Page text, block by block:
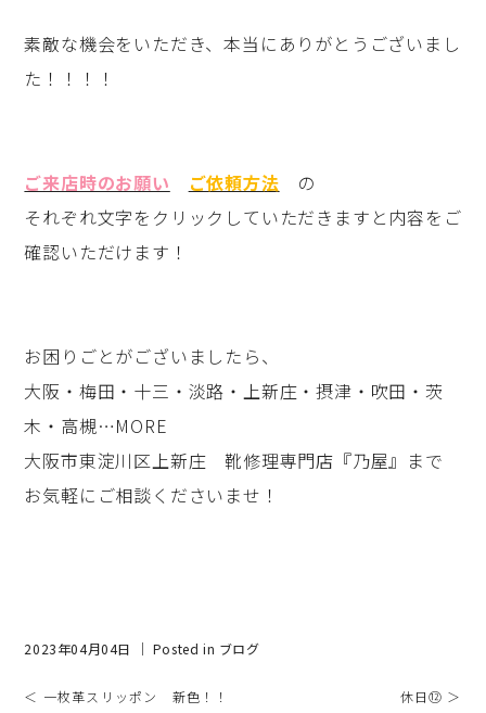
素敵な機会をいただき、本当にありがとうございまし
た！！！！
ご来店時のお願い ご依頼方法 の
それぞれ文字をクリックしていただきますと内容をご
確認いただけます！
お困りごとがございましたら、
大阪・梅田・十三・淡路・上新庄・摂津・吹田・茨
木・高槻…MORE
大阪市東淀川区上新庄 靴修理専門店『乃屋』まで
お気軽にご相談くださいませ！
2023年04月04日 ｜ Posted in ブログ
＜ 一枚革スリッポン 新色！！ 休日⑫ ＞